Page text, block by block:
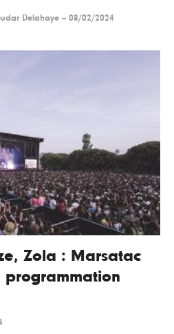
Delahaye -- 08/02/2024
Zola : Marsatac
programmation